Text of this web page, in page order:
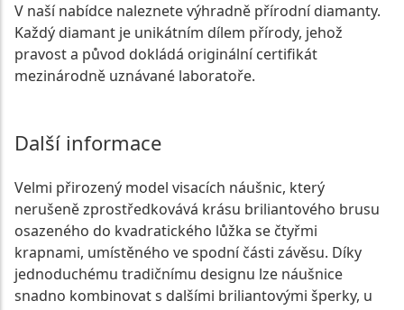
V naší nabídce naleznete výhradně přírodní diamanty.
Každý diamant je unikátním dílem přírody, jehož
pravost a původ dokládá originální certifikát
mezinárodně uznávané laboratoře.
Další informace
Velmi přirozený model visacích náušnic, který
nerušeně zprostředkovává krásu briliantového brusu
osazeného do kvadratického lůžka se čtyřmi
krapnami, umístěného ve spodní části závěsu. Díky
jednoduchému tradičnímu designu lze náušnice
snadno kombinovat s dalšími briliantovými šperky, u